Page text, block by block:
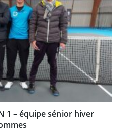
1 – équipe sénior hiver